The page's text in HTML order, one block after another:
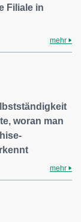
Filiale in
mehr
woran man
mehr